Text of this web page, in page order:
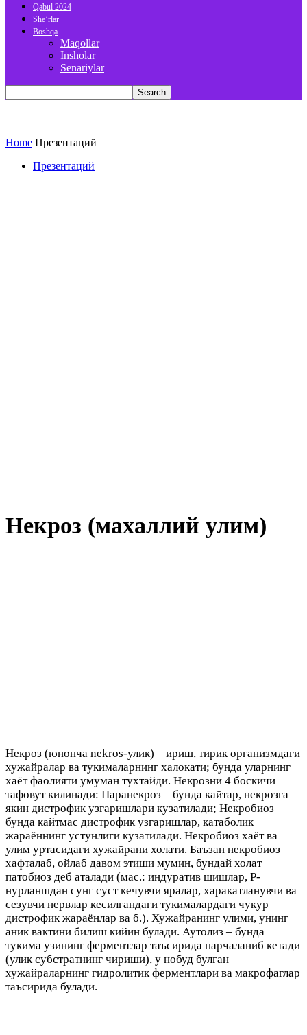
Qabul 2024
She’rlar
Boshqa
Maqollar
Insholar
Senariylar
Home Презентаций
Презентаций
Некроз (махаллий улим)
Некроз (юнонча nekros-улик) – ириш, тирик организмдаги
хужайралар ва тукималарнинг халокати; бунда уларнинг
хаёт фаолияти умуман тухтайди. Некрозни 4 боскичи
тафовут килинади: Паранекроз – бунда кайтар, некрозга
якин дистрофик узгаришлари кузатилади; Некробиоз –
бунда кайтмас дистрофик узгаришлар, катаболик
жараённинг устунлиги кузатилади. Некробиоз хаёт ва
улим уртасидаги хужайрани холати. Баъзан некробиоз
хафталаб, ойлаб давом этиши мумин, бундай холат
патобиоз деб аталади (мас.: индуратив шишлар, Р-
нурланшдан сунг суст кечувчи яралар, харакатланувчи ва
сезувчи нервлар кесилгандаги тукималардаги чукур
дистрофик жараёнлар ва б.). Хужайранинг улими, унинг
аник вактини билиш кийин булади. Аутолиз – бунда
тукима узининг ферментлар таъсирида парчаланиб кетади
(улик субстратнинг чириши), у нобуд булган
хужайраларнинг гидролитик ферментлари ва макрофаглар
таъсирида булади.